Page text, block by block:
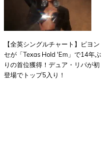
【全英シングルチャート】ビヨン
セが「Texas Hold 'Em」で14年ぶ
りの首位獲得！デュア・リパが初
登場でトップ5入り！